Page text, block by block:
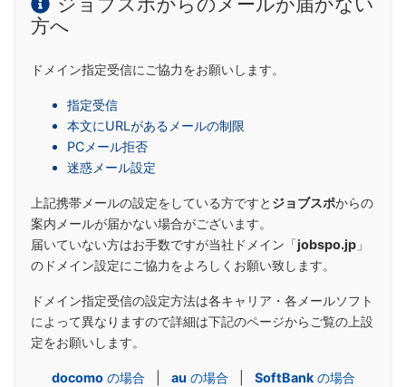
方へ
ドメイン指定受信にご協力をお願いします。
指定受信
本文にURLがあるメールの制限
PCメール拒否
迷惑メール設定
上記携帯メールの設定をしている方ですと ジョブスポからの
案内メールが届かない場合がございます。
届いていない方はお手数ですが当社ドメイン「jobspo.jp 」
のドメイン設定にご協力をよろしくお願い致します。
ドメイン指定受信の設定方法は各キャリア・各メールソフト
によって異なりますので詳細は下記のページからご覧の上設
定をお願いします。
docomoの場合 au の場合 SoftBankの場合